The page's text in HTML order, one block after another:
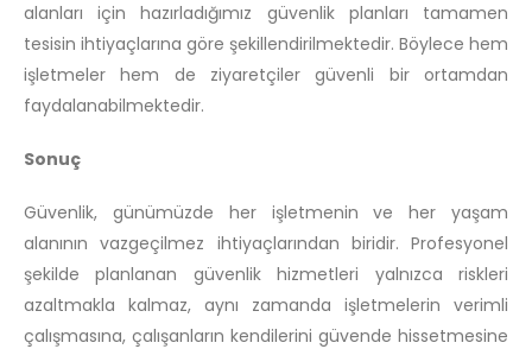
alanları için hazırladığımız güvenlik planları tamamen
tesisin ihtiyaçlarına göre şekillendirilmektedir. Böylece hem
işletmeler hem de ziyaretçiler güvenli bir ortamdan
faydalanabilmektedir.
Sonuç
Güvenlik, günümüzde her işletmenin ve her yaşam
alanının vazgeçilmez ihtiyaçlarından biridir. Profesyonel
şekilde planlanan güvenlik hizmetleri yalnızca riskleri
azaltmakla kalmaz, aynı zamanda işletmelerin verimli
çalışmasına, çalışanların kendilerini güvende hissetmesine